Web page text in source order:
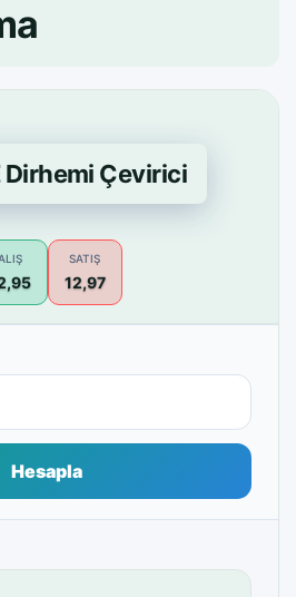
Dirhemi Çevirici
SATIŞ
12,97
Hesapla